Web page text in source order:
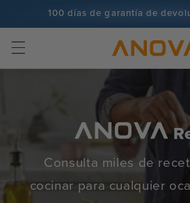
contenido100 días de garantía de
Más de 100 millones de
Consulta miles de
cocinar para cualquier